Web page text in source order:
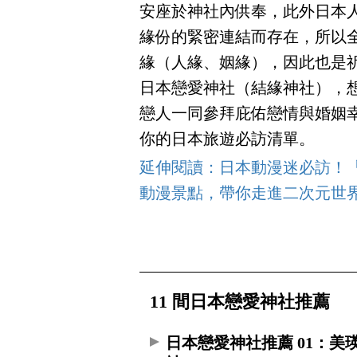
安座於神社內供奉，此外日本
緣份的緊密連結而存在，所以
緣（人緣、姻緣），因此也是
日本戀愛神社（結緣神社），
戀人一同參拜庇佑戀情與婚姻
你的日本旅遊必訪清單。
延伸閱讀：日本動漫迷必訪！
動漫景點，帶你走進二次元世
11 間日本戀愛神社推薦
日本戀愛神社推薦 01：美